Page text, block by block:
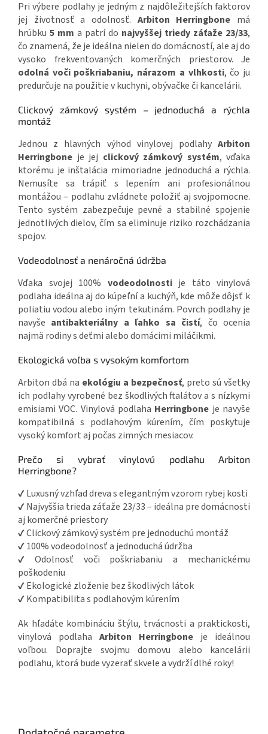
Pri výbere podlahy je jedným z najdôležitejších faktorov
jej životnosť a odolnosť. Arbiton Herringbone má
hrúbku 5 mm a patrí do najvyššej triedy záťaže 23/33,
čo znamená, že je ideálna nielen do domácností, ale aj do
vysoko frekventovaných komerčných priestorov. Je
odolná voči poškriabaniu, nárazom a vlhkosti, čo ju
predurčuje na použitie v kuchyni, obývačke či kancelárii.
Clickový zámkový systém – jednoduchá a rýchla
montáž
Jednou z hlavných výhod vinylovej podlahy Arbiton
Herringbone je jej clickový zámkový systém, vďaka
ktorému je inštalácia mimoriadne jednoduchá a rýchla.
Nemusíte sa trápiť s lepením ani profesionálnou
montážou – podlahu zvládnete položiť aj svojpomocne.
Tento systém zabezpečuje pevné a stabilné spojenie
jednotlivých dielov, čím sa eliminuje riziko rozchádzania
spojov.
Vodeodolnosť a nenáročná údržba
Vďaka svojej 100% vodeodolnostije táto vinylová
podlaha ideálna aj do kúpeľní a kuchýň, kde môže dôjsť k
poliatiu vodou alebo iným tekutinám. Povrch podlahy je
navyše antibakteriálny a ľahko sa čistí, čo ocenia
najmä rodiny s deťmi alebo domácimi miláčikmi.
Ekologická voľba s vysokým komfortom
Arbiton dbá na ekológiu a bezpečnosť, preto sú všetky
ich podlahy vyrobené bez škodlivých ftalátov a s nízkymi
emisiami VOC. Vinylová podlaha Herringbone je navyše
kompatibilná s podlahovým kúrením, čím poskytuje
vysoký komfort aj počas zimných mesiacov.
Prečo si vybrať vinylovú podlahu Arbiton
Herringbone?
✔ Luxusný vzhľad dreva s elegantným vzorom rybej kosti
✔ Najvyššia trieda záťaže 23/33 – ideálna pre domácnosti
aj komerčné priestory
✔ Clickový zámkový systém pre jednoduchú montáž
✔ 100% vodeodolnosť a jednoduchá údržba
✔ Odolnosť voči poškriabaniu a mechanickému
poškodeniu
✔ Ekologické zloženie bez škodlivých látok
✔ Kompatibilita s podlahovým kúrením
Ak hľadáte kombináciu štýlu, trvácnosti a praktickosti,
vinylová podlaha Arbiton Herringbone je ideálnou
voľbou. Doprajte svojmu domovu alebo kancelárii
podlahu, ktorá bude vyzerať skvele a vydrží dlhé roky!